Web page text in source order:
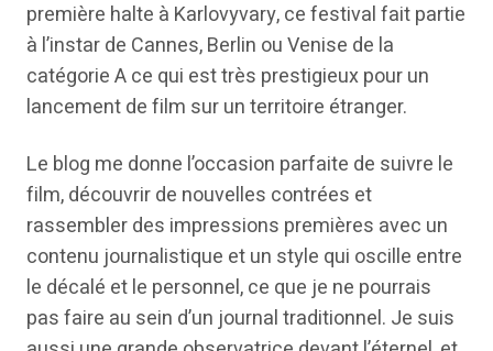
première halte à Karlovyvary, ce festival fait partie
à l’instar de Cannes, Berlin ou Venise de la
catégorie A ce qui est très prestigieux pour un
lancement de film sur un territoire étranger.
Le blog me donne l’occasion parfaite de suivre le
film, découvrir de nouvelles contrées et
rassembler des impressions premières avec un
contenu journalistique et un style qui oscille entre
le décalé et le personnel, ce que je ne pourrais
pas faire au sein d’un journal traditionnel. Je suis